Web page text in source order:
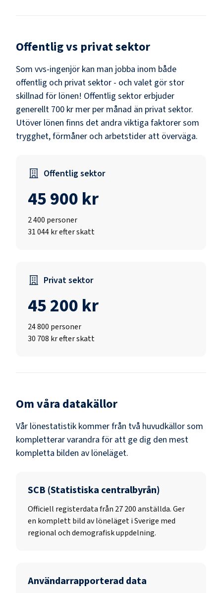
Offentlig vs privat sektor
Som vvs-ingenjör kan man jobba inom både
offentlig och privat sektor - och valet gör stor
skillnad för lönen! Offentlig sektor erbjuder
generellt 700 kr mer per månad än privat sektor.
Utöver lönen finns det andra viktiga faktorer som
trygghet, förmåner och arbetstider att överväga.
Offentlig sektor
45 900 kr
2 400 personer
31 044 kr efter skatt
Privat sektor
45 200 kr
24 800 personer
30 708 kr efter skatt
Om våra datakällor
Vår lönestatistik kommer från två huvudkällor som
kompletterar varandra för att ge dig den mest
kompletta bilden av löneläget.
SCB (Statistiska centralbyrån)
Officiell registerdata från 27 200anställda. Ger
en komplett bild av löneläget i Sverige med
regional och demografisk uppdelning.
Användarrapporterad data